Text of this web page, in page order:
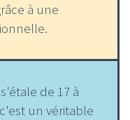
à une
de 17 à
un véritable